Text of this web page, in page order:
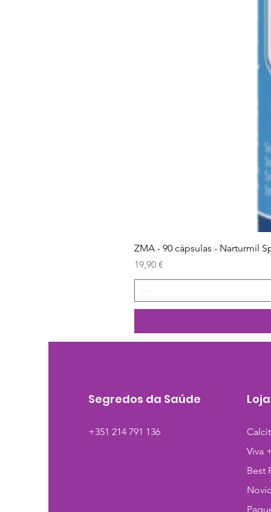
ZMA - 90 cápsulas - Narturmil
Preço
19,90 €
Segredos da Saúde
+351 214 791 136
Loja
Viva
Best